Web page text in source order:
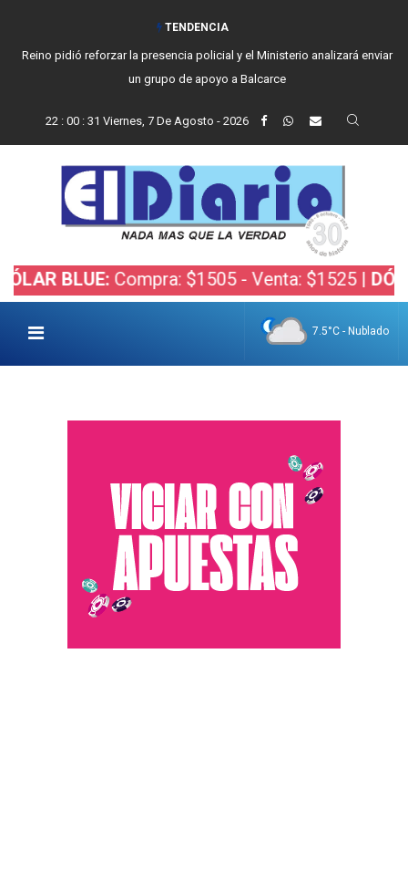
TENDENCIA
Reino pidió reforzar la presencia policial y el Ministerio analizará enviar
un grupo de apoyo a Balcarce
22: 00: 32 Viernes, 7 De Agosto - 2026
Compra: $1505 - Venta: $1525 |DÓLAR
7.5°C - Nublado